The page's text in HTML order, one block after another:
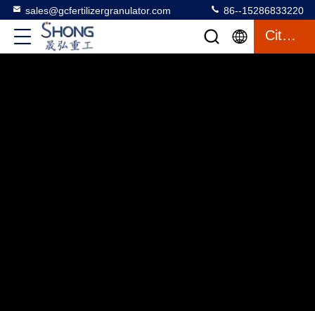
sales@gcfertilizergranulator.com 86--15286833220
Citation